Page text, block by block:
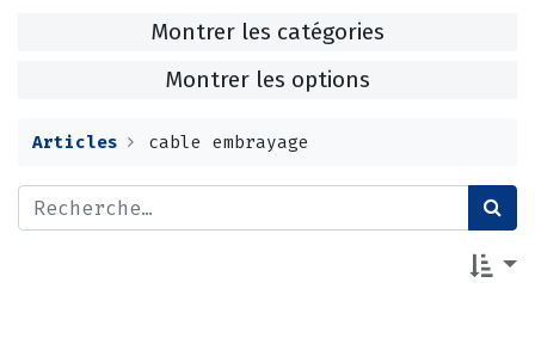
Montrer les catégories
Montrer les options
Articles cable embrayage